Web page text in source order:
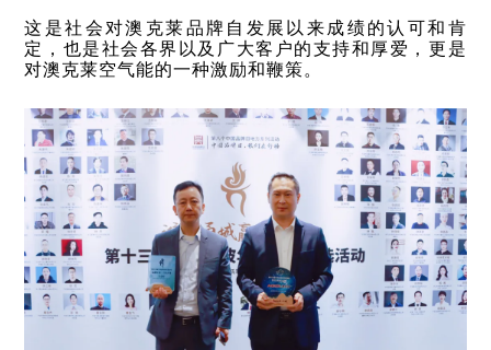
产品
这是社会对澳克莱品牌自发展以来成绩的认可和肯
定，也是社会各界以及广大客户的支持和厚爱，更是
对澳克莱空气能的一种激励和鞭策。